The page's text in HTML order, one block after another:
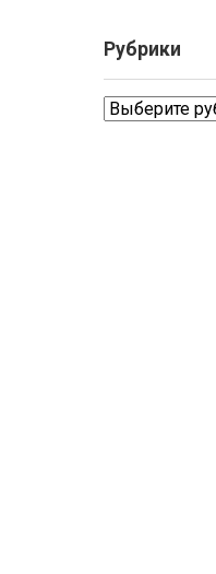
Рубрики
Рубрики